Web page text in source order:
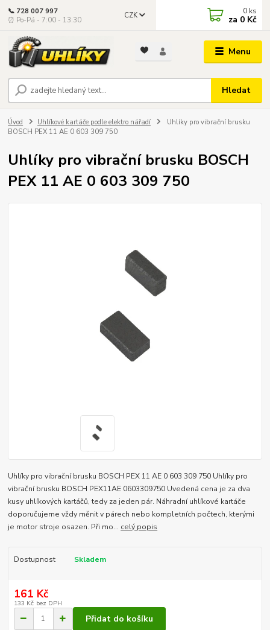
Menu
CZK
Hledat
📞 728 007 997
⏰ Po-Pá - 7:00 - 13:30
0 ks
za 0 Kč
Úvod Uhlíkové kartáče podle elektro nářadí
Uhlíky pro vibrační brusku
BOSCH PEX 11 AE 0 603 309 750
Uhlíky pro vibrační brusku BOSCH
PEX 11 AE 0 603 309 750
Uhlíky pro vibrační brusku BOSCH PEX 11 AE 0 603 309 750 Uhlíky pro
vibrační brusku BOSCH PEX11AE 0603309750 Uvedená cena je za dva
kusy uhlíkových kartáčů, tedy za jeden pár. Náhradní uhlíkové kartáče
doporučujeme vždy měnit v párech nebo kompletních počtech, kterými
je motor stroje osazen. Při mo... celý popis
Dostupnost Skladem
161 Kč
133 Kč bez DPH
Přidat do košíku